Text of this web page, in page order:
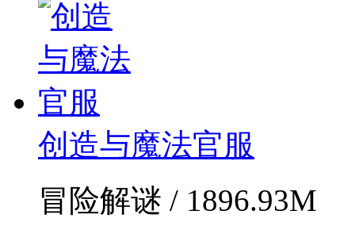
创造与魔法官服
冒险解谜 / 1896.93M